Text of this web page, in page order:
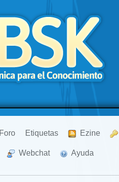
Etiquetas Ezine
Webchat Ayuda